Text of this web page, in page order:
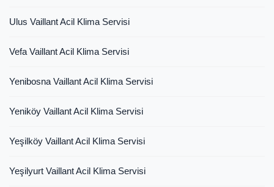
Ulus Vaillant Acil Klima Servisi
Vefa Vaillant Acil Klima Servisi
Yenibosna Vaillant Acil Klima Servisi
Yeniköy Vaillant Acil Klima Servisi
Yeşilköy Vaillant Acil Klima Servisi
Yeşilyurt Vaillant Acil Klima Servisi